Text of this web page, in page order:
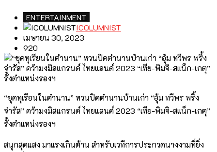
ENTERTAINMENT
ICOLUMNIST
เมษายน 30, 2023
920
“ชุดทุเรียนในตำนาน” หวนปิดตำนานบ้านเก่า “อุ้ม ทวีพร พริ้ง
จำรัส” คว้ามงมิสแกรนด์ ไทยแลนด์ 2023 “เทีย-พิมจิ-สแน็ก-เกตุ”
รั้งตำแหน่งรองฯ
สนุกสุดแสง มาแรงเกินต้าน สำหรับเวทีการประกวดนางงามที่ยิ่ง